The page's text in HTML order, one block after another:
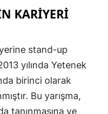
İzmir
Kastamonu
Kayseri
Kırşehir
KARIYERI
stand-up
yılında Yetenek
birinci olarak
Bu yarışma,
tanınmasına ve